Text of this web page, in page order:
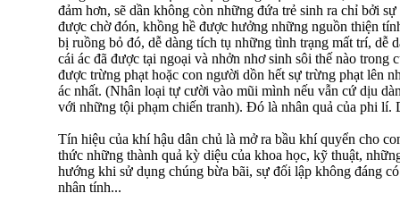
đảm hơn, sẽ dần không còn những đứa trẻ sinh ra chỉ bởi
được chờ đón, khồng hề được hưởng những nguồn thiện
bị ruồng bỏ đó, dễ dàng tích tụ những tình trạng mất trí, dễ
cái ác đã được tại ngoại và nhởn nhơ sinh sôi thế nào trong
được trừng phạt hoặc con người dồn hết sự trừng phạt lên
ác nhất. (Nhân loại tự cười vào mũi mình nếu vẫn cứ dịu
với những tội phạm chiến tranh). Đó là nhân quả của phi lí.
Tín hiệu của khí hậu dân chủ là mở ra bầu khí quyển cho
thức những thành quả kỳ diệu của khoa học, kỹ thuật,
hướng khi sử dụng chúng bừa bãi, sự đối lập không đáng
nhân tính...